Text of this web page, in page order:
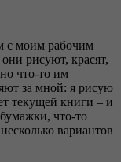
с моим рабочим
рисуют, красят,
что-то им
за мной: я рисую
текущей книги – и
что-то
вариантов